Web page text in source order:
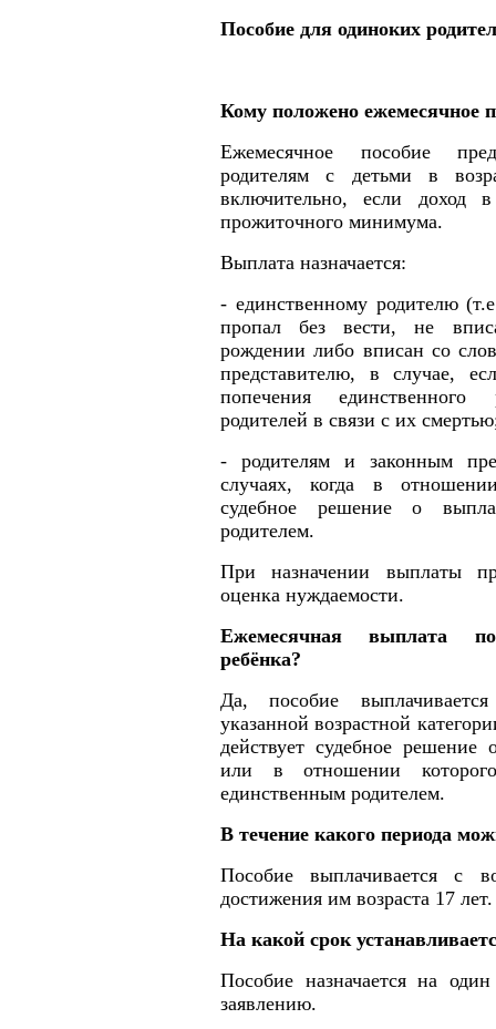
Пособие для одиноких
Кому положено ежемесячное
Ежемесячное пособие
родителям с детьми в
включительно, если доход
прожиточного минимума.
Выплата назначается:
- единственному родителю
пропал без вести, не
рождении либо вписан со
представителю, в случае,
попечения
родителей в связи с их
- родителям и законным
случаях, когда в
судебное решение о
родителем.
При назначении выплаты
оценка нуждаемости.
Ежемесячная выплата
ребёнка?
Да, пособие
указанной возрастной
действует судебное решение
или в отношении которого
единственным родителем.
В течение какого периода
Пособие выплачивается с
достижения им возраста 17 лет.
На какой срок
Пособие назначается на
заявлению.